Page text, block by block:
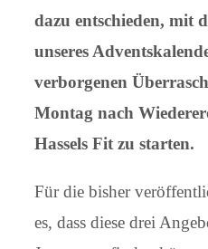
dazu entschieden, mit
unseres
verborgenen
Montag nach
Hassels Fit zu starten.
Für die bisher
es, dass diese drei